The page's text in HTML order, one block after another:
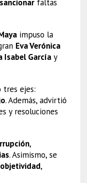
faltas
impuso la
Eva Verónica
Isabel Garcíay
tres ejes:
. Además, advirtió
y resoluciones
,
. Asimismo, se
objetividad,